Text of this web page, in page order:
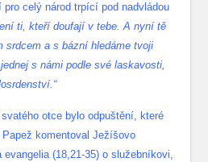
celý národ trpící pod nadvládou
ti, kteří doufají v tebe. A nyní tě
srdcem a s bázní hledáme tvoji
s námi podle své laskavosti,
otce bylo odpuštění, které
komentoval Ježíšovo
(18,21-35) o služebníkovi,